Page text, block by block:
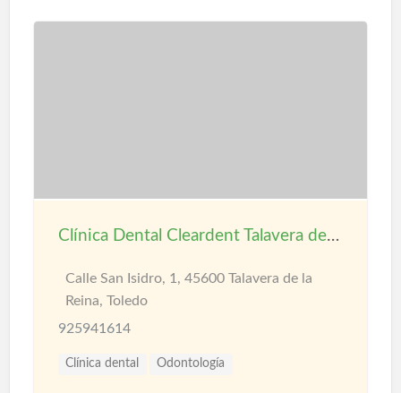
Clínica Dental Cleardent Talavera de la Reina
Calle San Isidro, 1, 45600 Talavera de la
Reina, Toledo
925941614
Clínica dental Odontología